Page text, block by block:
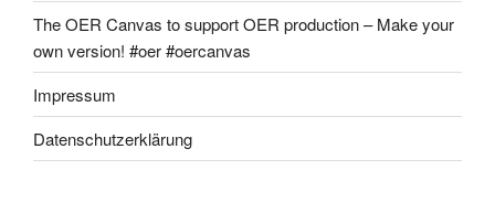
The OER Canvas to support OER production – Make your
own version! #oer #oercanvas
Impressum
Datenschutzerklärung